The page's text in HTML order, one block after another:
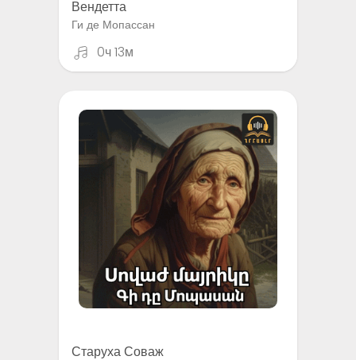
Вендетта
Ги де Мопассан
0ч 13м
Старуха Соваж